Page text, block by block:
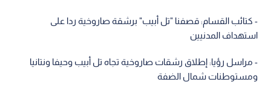
- كتائب القسام: قصفنا "تل أبيب" برشقة صاروخية ردا على
استهداف المدنيين
- مراسل رؤيا: إطلاق رشقات صاروخية تجاه تل أبيب وحيفا ونتانيا
ومستوطنات شمال الضفة